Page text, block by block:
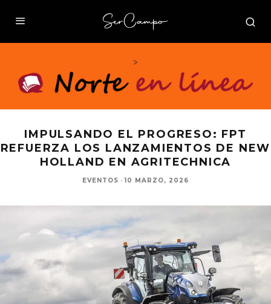
>
IMPULSANDO EL PROGRESO: FPT
REFUERZA LOS LANZAMIENTOS DE NEW
HOLLAND EN AGRITECHNICA
EVENTOS · 10 MARZO, 2026